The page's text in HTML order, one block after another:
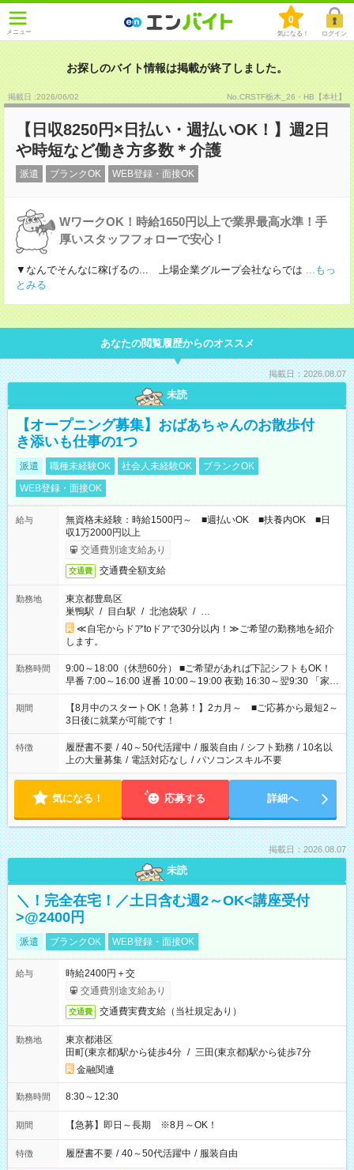
メニュー
0
気になる！ ログイン
お探しのバイト情報は掲載が終了しました。
掲載日 :2026/06/02 No.CRSTF栃木_26・HB【本社】
【日収8250円×日払い・週払いOK！】週2日
や時短など働き方多数＊介護
派遣 ブランクOK WEB登録・面接OK
WワークOK！時給1650円以上で業界最高水準！手
厚いスタッフフォローで安心！
▼なんでそんなに稼げるの... 上場企業グループ会社ならでは ...もっ
とみる
あなたの閲覧履歴からのオススメ
掲載日：2026.08.07
未読
【オープニング募集】おばあちゃんのお散歩付
き添いも仕事の1つ
派遣 職種未経験OK 社会人未経験OK
ブランクOK
WEB登録・面接OK
給与
無資格未経験：時給1500円～ ■週払いOK ■扶養内OK ■日
収1万2000円以上
交通費別途支給あり
交通費 交通費全額支給
勤務地
東京都豊島区
巣鴨駅 / 目白駅 / 北池袋駅 / …
≪自宅からドアtoドアで30分以内！≫ご希望の勤務地を紹介
します。
勤務時間
9:00～18:00（休憩60分） ■ご希望があれば下記シフトもOK！
早番 7:00～16:00 遅番 10:00～19:00 夜勤 16:30～翌9:30 「家族
と休みを合わせたい」 「余裕を持って夕飯の準備がしたい」
「できれば残業はしたくない」 など、ご希望を教えてください
ね。 ※Wワーク希望の方へ 今ご覧のお仕事で希望する勤務時間
と、もう1つのお仕事の勤務時間。 合計で週40時間を超える場
合は応募できません。
期間
【8月中のスタートOK！急募！】2カ月～ ■ご応募から最短2～
3日後に就業が可能です！
特徴 履歴書不要 / 40～50代活躍中 / 服装自由 / シフト勤務 / 10名以
上の大量募集 / 電話対応なし / パソコンスキル不要
気になる！ 応募する 詳細へ
掲載日：2026.08.07
未読
＼！完全在宅！／土日含む週2～OK<講座受付
>@2400円
派遣 ブランクOK WEB登録・面接OK
給与
時給2400円＋交
交通費別途支給あり
交通費 交通費実費支給（当社規定あり）
勤務地
東京都港区
田町(東京都)駅から徒歩4分 / 三田(東京都)駅から徒歩7分
金融関連
勤務時間 8:30～12:30
期間 【急募】即日～長期 ※8月～OK！
特徴 履歴書不要 / 40～50代活躍中 / 服装自由